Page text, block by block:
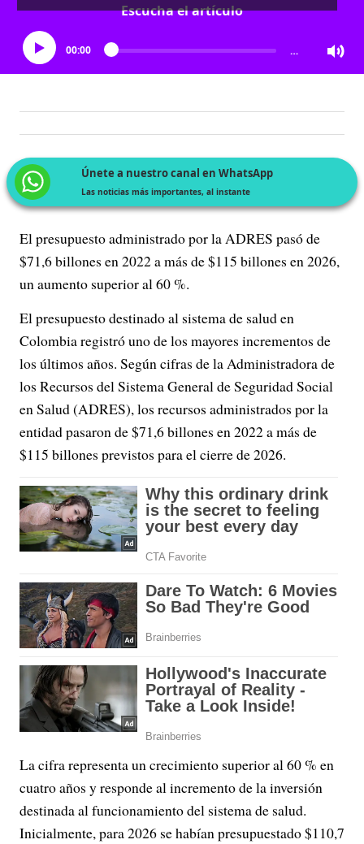
Escucha el artículo
00:00 …
Únete a nuestro canal en WhatsApp
Las noticias más importantes, al instante
El presupuesto administrado por la ADRES pasó de
$71,6 billones en 2022 a más de $115 billones en 2026,
un aumento superior al 60 %.
El presupuesto destinado al sistema de salud en
Colombia registró uno de los mayores incrementos de
los últimos años. Según cifras de la Administradora de
los Recursos del Sistema General de Seguridad Social
en Salud (ADRES), los recursos administrados por la
entidad pasaron de $71,6 billones en 2022 a más de
$115 billones previstos para el cierre de 2026.
La cifra representa un crecimiento superior al 60 % en
cuatro años y responde al incremento de la inversión
destinada al funcionamiento del sistema de salud.
Inicialmente, para 2026 se habían presupuestado $110,7